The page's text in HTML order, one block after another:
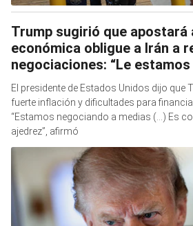
Trump sugirió que apostará
económica obligue a Irán a
negociaciones: “Le
El presidente de Estados Unidos dijo que
fuerte inflación y dificultades para
“Estamos negociando a medias (...) Es
ajedrez”, afirmó